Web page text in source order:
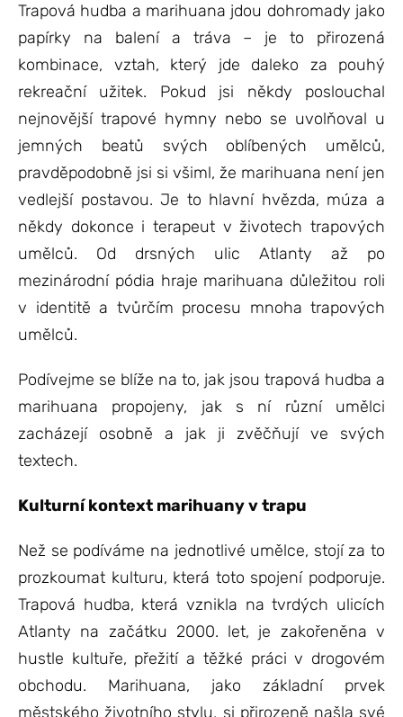
Trapová hudba a marihuana jdou dohromady jako
papírky na balení a tráva – je to přirozená
kombinace, vztah, který jde daleko za pouhý
rekreační užitek. Pokud jsi někdy poslouchal
nejnovější trapové hymny nebo se uvolňoval u
jemných beatů svých oblíbených umělců,
pravděpodobně jsi si všiml, že marihuana není jen
vedlejší postavou. Je to hlavní hvězda, múza a
někdy dokonce i terapeut v životech trapových
umělců. Od drsných ulic Atlanty až po
mezinárodní pódia hraje marihuana důležitou roli
v identitě a tvůrčím procesu mnoha trapových
umělců.
Podívejme se blíže na to, jak jsou trapová hudba a
marihuana propojeny, jak s ní různí umělci
zacházejí osobně a jak ji zvěčňují ve svých
textech.
Kulturní kontext marihuany v trapu
Než se podíváme na jednotlivé umělce, stojí za to
prozkoumat kulturu, která toto spojení podporuje.
Trapová hudba, která vznikla na tvrdých ulicích
Atlanty na začátku 2000. let, je zakořeněna v
hustle kultuře, přežití a těžké práci v drogovém
obchodu. Marihuana, jako základní prvek
městského životního stylu, si přirozeně našla své